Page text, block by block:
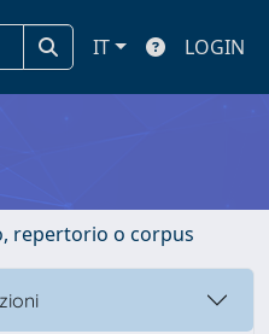
IT LOGIN
repertorio o corpus